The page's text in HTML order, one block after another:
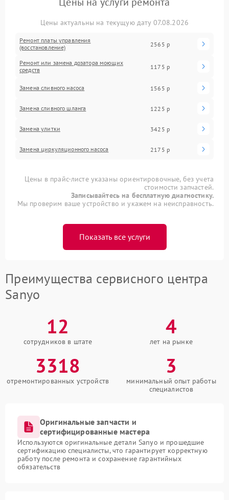
Цены актуальны на текущую дату 07.08.2026
Ремонт платы управления
(восстановление)
2565 р
Ремонт или замена дозатора моющих
средств
1175 р
Замена сливного насоса 1565 р
Замена сливного шланга 1225 р
Замена улитки 3425 р
Замена циркуляционного насоса 2175 р
Цены в прайс-листе указаны ориентировочные, без учета
стоимости запчастей.
Записывайтесь на бесплатную диагностику.
Мы проверим ваше устройство и укажем на неисправность.
Показать все услуги
Преимущества сервисного центра
Sanyo
12
сотрудников в штате
4
лет на рынке
3318
отремонтированных устройств
3
минимальный опыт работы
специалистов
Оригинальные запчасти и
сертифицированные мастера
Используются оригинальные детали Sanyo и прошедшие
сертификацию специалисты, что гарантирует корректную
работу после ремонта и сохранение гарантийных
обязательств